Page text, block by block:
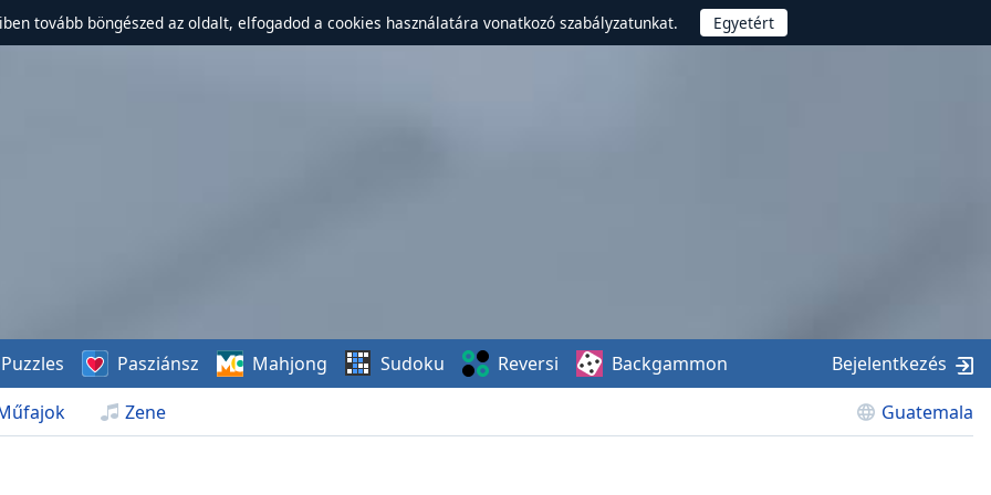
tovább böngészed az oldalt, elfogadod a cookies használatára vonatkozó szabályzatunkat.
Zene Guatemala
Puzzles Pasziánsz Mahjong Sudoku Reversi Backgammon Bejelentkezés